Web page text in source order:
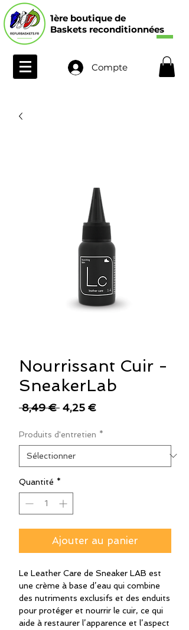
1ère boutique de
Baskets reconditionnées
Compte
Nourrissant Cuir -
SneakerLab
8,49 € Prix
4,25 €Prix
Produits d'entretien *
Quantité *
Ajouter au panier
Le Leather Care de Sneaker LAB est
une crème à base d’eau qui combine
des nutriments exclusifs et des enduits
pour protéger et nourrir le cuir, ce qui
aide à restaurer l’apparence et l’aspect